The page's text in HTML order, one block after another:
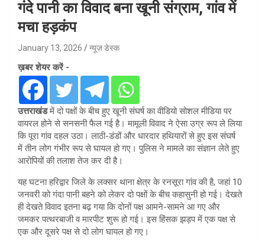
गंदे पानी का विवाद बना खूनी संग्राम, गांव में
मचा हड़कंप
January 13, 2026 न्यूज़ डेस्क
ख़बर शेयर करें -
उत्तराखंडमें दो पक्षों के बीच हुए खूनी संघर्ष का वीडियो सोशल मीडिया पर
वायरल होने से सनसनी फैल गई है। मामूली विवाद ने ऐसा उग्र रूप ले लिया
कि पूरा गांव दहल उठा। लाठी-डंडों और धारदार हथियारों से हुए इस संघर्ष
में तीन लोग गंभीर रूप से घायल हो गए। पुलिस ने मामले का संज्ञान लेते हुए
आरोपियों की तलाश तेज कर दी है।
यह घटना हरिद्वार जिले के लक्सर थाना क्षेत्र के रनसूरा गांव की है, जहां 10
जनवरी को गंदा पानी बहने को लेकर दो पक्षों के बीच कहासुनी हो गई। देखते
ही देखते विवाद इतना बढ़ गया कि दोनों पक्ष आमने-सामने आ गए और
जमकर पत्थरबाजी व मारपीट शुरू हो गई। इस हिंसक झड़प में एक पक्ष से
एक और दूसरे पक्ष से दो लोग घायल हो गए।